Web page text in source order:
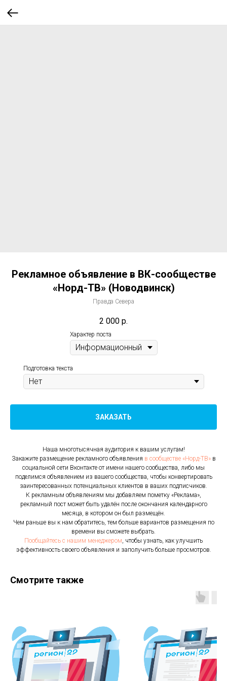
Рекламное объявление в ВК-сообществе
«Норд-ТВ» (Новодвинск)
Правда Севера
2 000 р.
Характер поста
Подготовка текста
ЗАКАЗАТЬ
Наша многотысячная аудитория к вашим услугам!
Закажите размещение рекламного объявления в сообществе «Норд-ТВ»в
социальной сети Вконтакте от имени нашего сообщества, либо мы
поделимся объявлением из вашего сообщества, чтобы конвертировать
заинтересованных потенциальных клиентов в ваших подписчиков.
К рекламным объявлениям мы добавляем пометку «Реклама»,
рекламный пост может быть удалён после окончания календарного
месяца, в котором он был размещён.
Чем раньше вы к нам обратитесь, тем больше вариантов размещения по
времени вы сможете выбрать.
Пообщайтесь с нашим менеджером, чтобы узнать, как улучшить
эффективность своего объявления и заполучить больше просмотров.
Смотрите также